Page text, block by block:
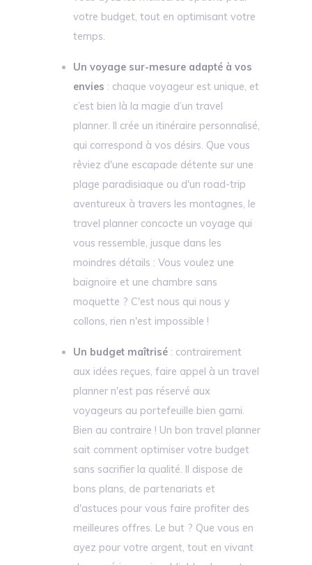
votre budget, tout en optimisant votre
temps.
Un voyage sur-mesure adapté à vos
envies : chaque voyageur est unique, et
c’est bien là la magie d’un travel
planner. Il crée un itinéraire personnalisé,
qui correspond à vos désirs. Que vous
rêviez d'une escapade détente sur une
plage paradisiaque ou d'un road-trip
aventureux à travers les montagnes, le
travel planner concocte un voyage qui
vous ressemble, jusque dans les
moindres détails : Vous voulez une
baignoire et une chambre sans
moquette ? C'est nous qui nous y
collons, rien n'est impossible !
Un budget maîtrisé : contrairement
aux idées reçues, faire appel à un travel
planner n'est pas réservé aux
voyageurs au portefeuille bien garni.
Bien au contraire ! Un bon travel planner
sait comment optimiser votre budget
sans sacrifier la qualité. Il dispose de
bons plans, de partenariats et
d'astuces pour vous faire profiter des
meilleures offres. Le but ? Que vous en
ayez pour votre argent, tout en vivant